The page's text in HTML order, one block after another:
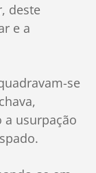
deste
e a
se
usurpação